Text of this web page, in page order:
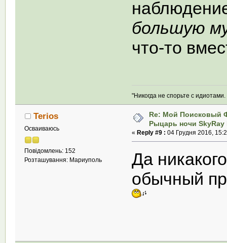
большую
что-то
"Никогда не спорьте с
Terios
Осваиваюсь
Повідомлень: 152
Розташування: Мариуполь
Re: Мой Поисковый
Рыцарь ночи SkyRay
«Reply #9 : 04 Грудня 2016,
Да
обычный